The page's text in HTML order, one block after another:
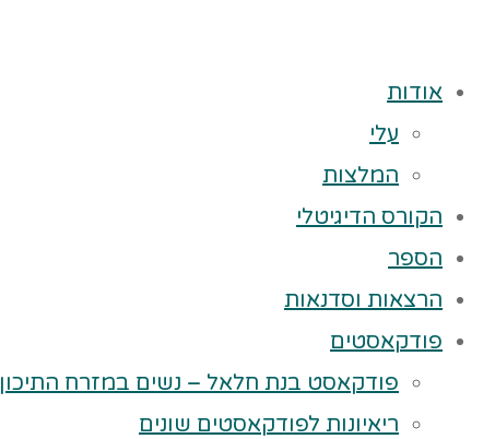
אודות
עלי
המלצות
הקורס הדיגיטלי
הספר
הרצאות וסדנאות
פודקאסטים
פודקאסט בנת חלאל – נשים במזרח התיכון
ריאיונות לפודקאסטים שונים